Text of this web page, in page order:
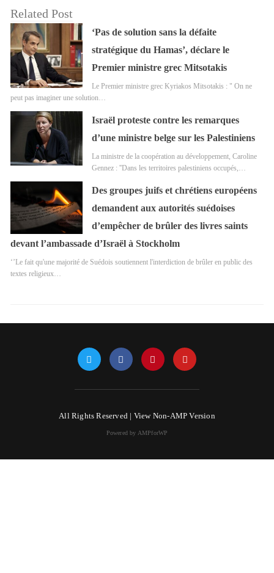
Related Post
‘Pas de solution sans la défaite
stratégique du Hamas’, déclare le
Premier ministre grec Mitsotakis
Le Premier ministre grec Kyriakos Mitsotakis : " On ne
peut pas imaginer une solution…
Israël proteste contre les remarques
d’une ministre belge sur les Palestiniens
La ministre de la coopération au développement, Caroline
Gennez : ''Dans les territoires palestiniens occupés,…
Des groupes juifs et chrétiens européens
demandent aux autorités suédoises
d’empêcher de brûler des livres saints
devant l’ambassade d’Israël à Stockholm
‘’Le fait qu'une majorité de Suédois soutiennent l'interdiction de brûler en public des
textes religieux…
All Rights Reserved | View Non-AMP Version
Powered by AMPforWP